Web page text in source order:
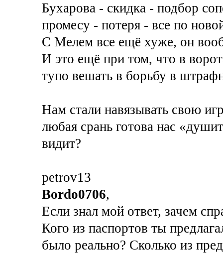
Бухарова - скидка - подбор
промесу - потеря - все по
С Мелем все ещё хуже, он
И это ещё при том, что в
тупо вешать в борьбу в
Нам стали навязывать свою
любая срань готова нас
видит?
petrov13
Bordo0706,
Если знал мой ответ, зачем
Кого из паспортов ты
было реально? Сколько из